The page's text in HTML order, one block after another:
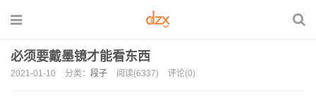
必须要戴墨镜才能看东西
2021-01-10 分类： 段子 阅读(6337) 评论(0)